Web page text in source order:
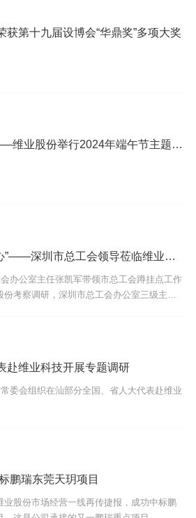
获第十九届设博会“华鼎奖”多项大奖
盛夏萦香 浓情端午 ——维业股份举行2024年端午节主题活动
“面对面 手拉手 心连心”——深圳市总工会领导莅临维业股份考察调研
办公室主任张凯军带领市总工会蹲挂点工作
考察调研，深圳市总工会办公室三级主任
赴维业科技开展专题调研
委会组织在汕部分全国、省人大代表赴维业
鹏瑞东莞天玥项目
业股份市场经营一线再传捷报，成功中标鹏